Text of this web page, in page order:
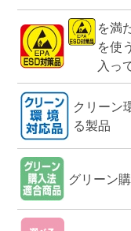
を満
を使
入っ
クリーン
る製品
グリーン